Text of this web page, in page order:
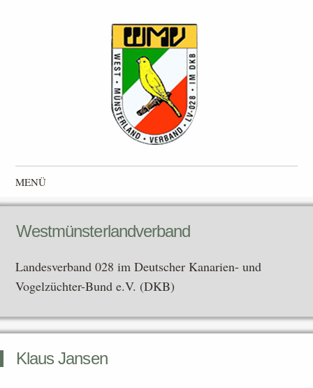
Westmünsterlandverband
Landesverband 028 im Deutscher Kanarien- und Vogelzüchter-
Bund e.V. (DKB)
MENÜ
Zum Inhalt springen
Westmünsterlandverband
Landesverband 028 im Deutscher Kanarien- und
Vogelzüchter-Bund e.V. (DKB)
Klaus Jansen